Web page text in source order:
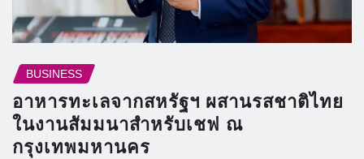
BUSINESS
อาหารทะเลจากสหรัฐฯ ผสานรสชาติไทย
ในงานสัมมนาสำหรับเชฟ ณ
กรุงเทพมหานคร